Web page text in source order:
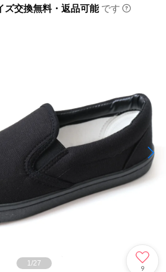
ズ交換無料・返品可能 です
1 /27
9